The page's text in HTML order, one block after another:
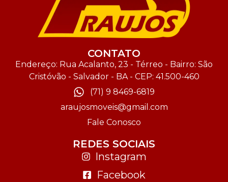
CONTATO
Endereço: Rua Acalanto, 23 - Térreo - Bairro: São
Cristóvão - Salvador - BA - CEP: 41.500-460
(71) 9 8469-6819
araujosmoveis@gmail.com
Fale Conosco
REDES SOCIAIS
Instagram
Facebook